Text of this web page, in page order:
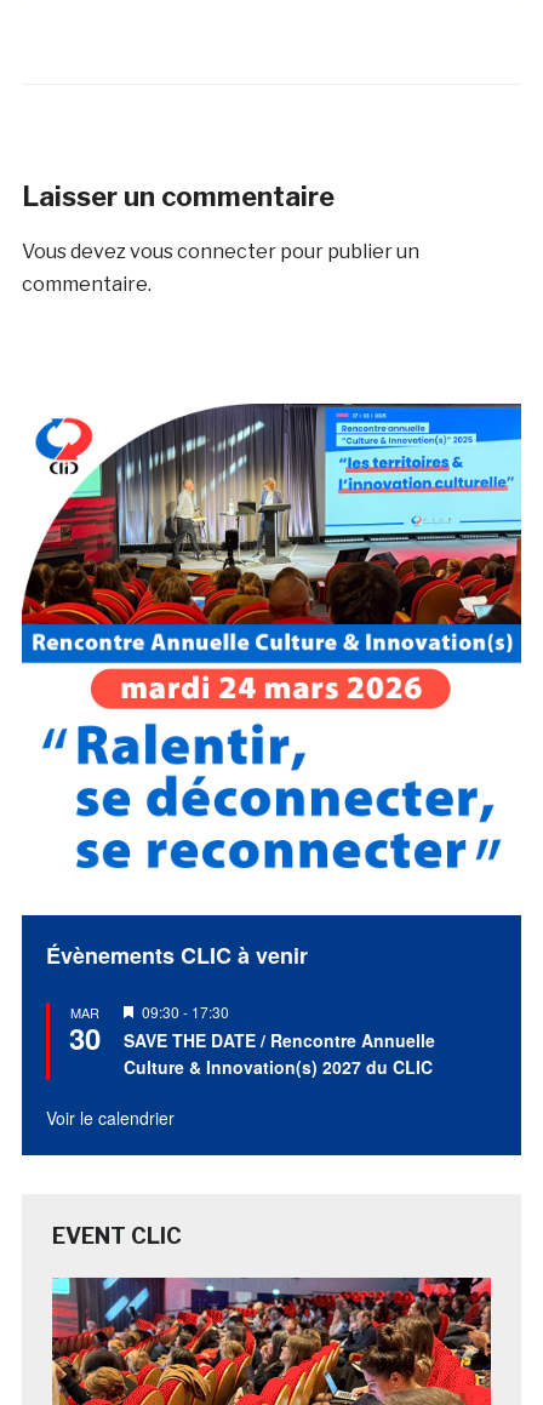
Laisser un commentaire
Vous devezvous connecterpour publier un
commentaire.
Évènements CLIC à venir
MAR
30
Mis
en
avant
09:30 - 17:30
SAVE THE DATE / Rencontre Annuelle
Culture & Innovation(s) 2027 du CLIC
Voir le calendrier
EVENT CLIC